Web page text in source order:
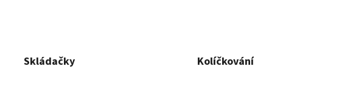
Skládačky Kolíčkování